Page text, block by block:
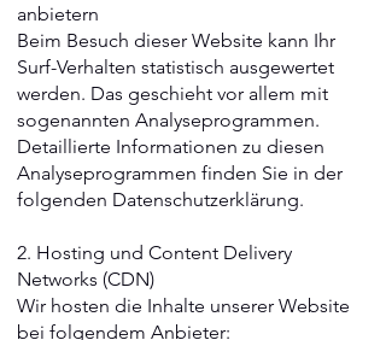
anbietern
Beim Besuch dieser Website kann Ihr
Surf-Verhalten statistisch ausgewertet
werden. Das geschieht vor allem mit
sogenannten Analyseprogrammen.
Detaillierte Informationen zu diesen
Analyseprogrammen finden Sie in der
folgenden Datenschutzerklärung.
2. Hosting und Content Delivery
Networks (CDN)
Wir hosten die Inhalte unserer Website
bei folgendem Anbieter: